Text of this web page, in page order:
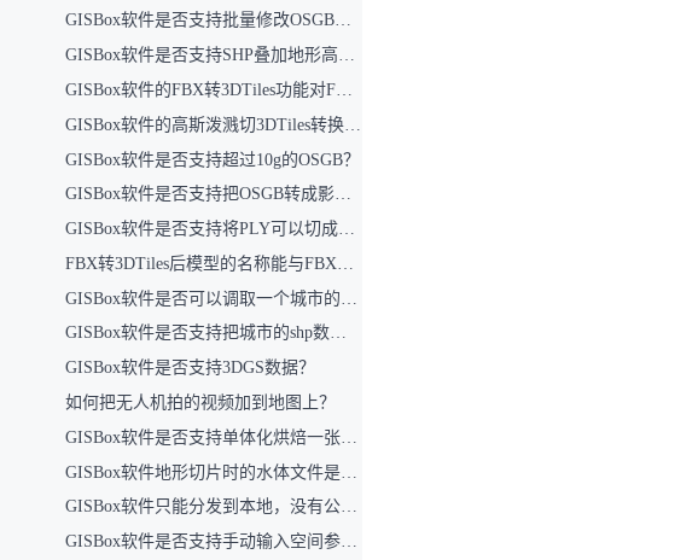
GISBox软件是否支持批量修改OSGB数据中的反面问题？
GISBox软件是否支持SHP叠加地形高度（即结合DEM文件，使建筑SHP在切片时融入地形高度，并在前端地形数据上呈现）？
GISBox软件的FBX转3DTiles功能对FBX文件大小是否有上限限制？目前支持的最大文件容量是多少？
GISBox软件的高斯泼溅切3DTiles转换功能对文件大小有何限制？
GISBox软件是否支持超过10g的OSGB？
GISBox软件是否支持把OSGB转成影像切片？
GISBox软件是否支持将PLY可以切成3DTiles再反切成OSGB？
GISBox软件是否支持把城市的shp数据批量转换成3DTiles？
GISBox软件是否支持3DGS数据？
如何把无人机拍的视频加到地图上？
GISBox软件是否支持单体化烘焙一张贴图上吗？（将这一张图所涉及模型导出成一个模型）
GISBox软件地形切片时的水体文件是什么文件？
GISBox软件只能分发到本地，没有公共云吗？
GISBox软件是否支持手动输入空间参考？